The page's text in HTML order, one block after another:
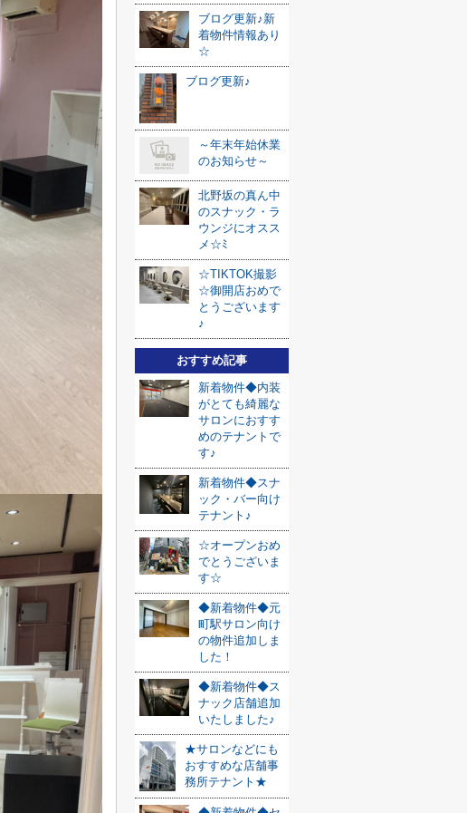
ブログ更新♪新
着物件情報あり
☆
ブログ更新♪
～年末年始休業
のお知らせ～
北野坂の真ん中
のスナック・ラ
ウンジにオスス
メ☆ﾐ
☆TIKTOK撮影
☆御開店おめで
とうございます
♪
おすすめ記事
新着物件◆内装
がとても綺麗な
サロンにおすす
めのテナントで
す♪
新着物件◆スナ
ック・バー向け
テナント♪
☆オープンおめ
でとうございま
す☆
◆新着物件◆元
町駅サロン向け
の物件追加しま
した！
◆新着物件◆ス
ナック店舗追加
いたしました♪
★サロンなどにも
おすすめな店舗事
務所テナント★